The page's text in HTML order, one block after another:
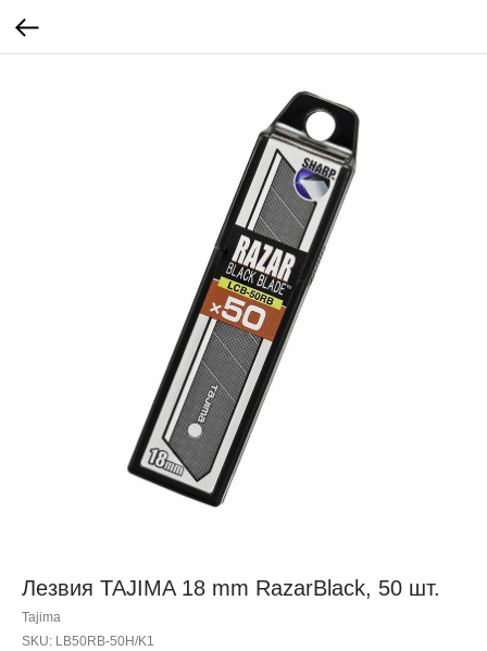
Лезвия TAJIMA 18 mm RazarBlack, 50 шт.
Tajima
SKU: LB50RB-50H/K1